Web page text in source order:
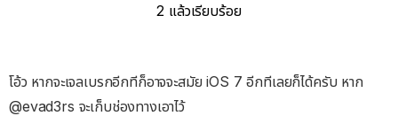
2 แล้วเรียบร้อย
โอ้ว หากจะเจลเบรกอีกทีก็อาจจะสมัย iOS 7 อีกทีเลยก็ได้ครับ หาก
@evad3rs จะเก็บช่องทางเอาไว้